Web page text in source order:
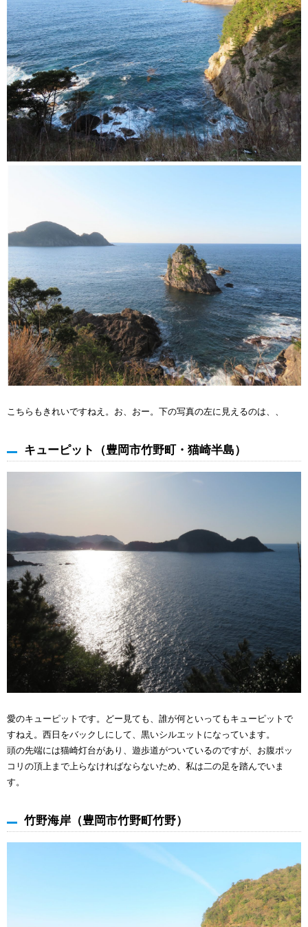
こちらもきれいですねえ。お、おー。下の写真の左に見えるのは、、
キューピット（豊岡市竹野町・猫崎半島）
愛のキューピットです。どー見ても、誰が何といってもキューピットで
すねえ。西日をバックしにして、黒いシルエットになっています。
頭の先端には猫崎灯台があり、遊歩道がついているのですが、お腹ポッ
コリの頂上まで上らなければならないため、私は二の足を踏んでいま
す。
竹野海岸（豊岡市竹野町竹野）